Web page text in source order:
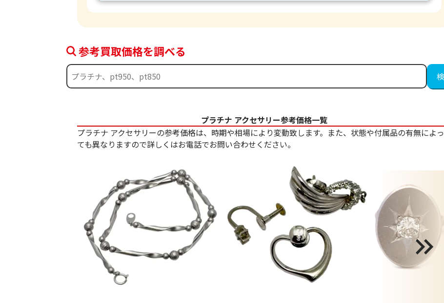
参考買取価格を調べる
プラチナ アクセサリー参考価格一覧
プラチナ アクセサリーの参考価格は、時期や相場により変動致します。また、状態や付属品の有無によっ
ても異なりますので詳しくはお電話でお問い合わせください。